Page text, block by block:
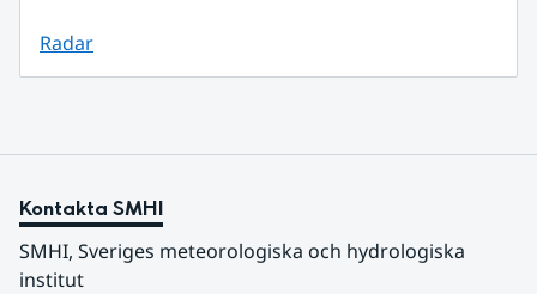
Radar
Kontakta SMHI
SMHI, Sveriges meteorologiska och hydrologiska
institut